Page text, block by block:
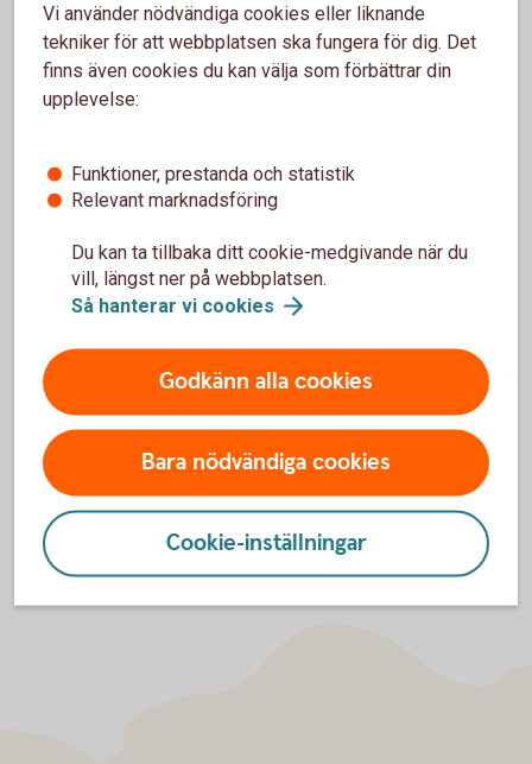
Skaffa fastighetslån i
Swedbank Hypotek
SwedbankHypotek
Ansök
Vi använder nödvändiga cookies eller liknande
tekniker för att webbplatsen ska fungera för dig. Det
finns även cookies du kan välja som förbättrar din
upplevelse:
Funktioner, prestanda och statistik
Relevant marknadsföring
Du kan ta tillbaka ditt cookie-medgivande när du
vill, längst ner på webbplatsen.
Så hanterar vi cookies
Godkänn alla cookies
Bara nödvändiga cookies
Cookie-inställningar